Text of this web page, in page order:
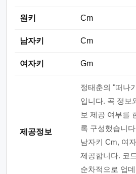
원키 Cm
남자키 Cm
여자키 Gm
제공정보
정태춘의 "떠나
입니다. 곡 정보
보 제공 여부를
록 구성했습니
남자키 Cm, 여
제공합니다. 코
순차적으로 업